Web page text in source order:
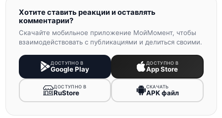
Хотите ставить реакции и оставлять
комментарии?
Скачайте мобильное приложение МойМомент, чтобы
взаимодействовать с публикациями и делиться своими.
ДОСТУПНО В
Google Play
ДОСТУПНО В
App Store
ДОСТУПНО В
RuStore
СКАЧАТЬ
APK файл